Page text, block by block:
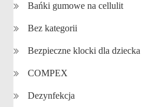
Bańki gumowe na cellulit
Bez kategorii
Bezpieczne klocki dla dziecka
COMPEX
Dezynfekcja